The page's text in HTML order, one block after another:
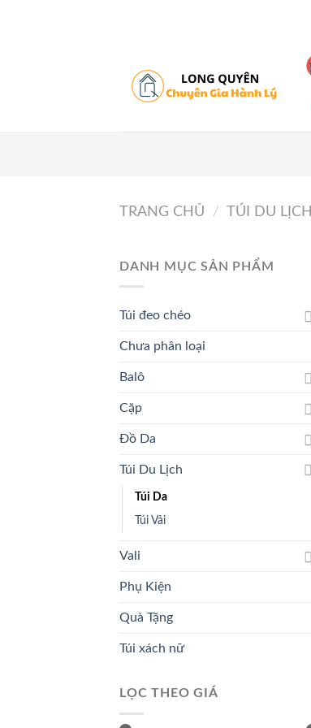
TRANG CHỦ / TÚI DU LỊCH
DANH MỤC SẢN PHẨM
Túi đeo chéo
Chưa phân loại
Balô
Cặp
Đồ Da
Túi Du Lịch
Túi Da
Túi Vải
Vali
Phụ Kiện
Quà Tặng
Túi xách nữ
LỌC THEO GIÁ